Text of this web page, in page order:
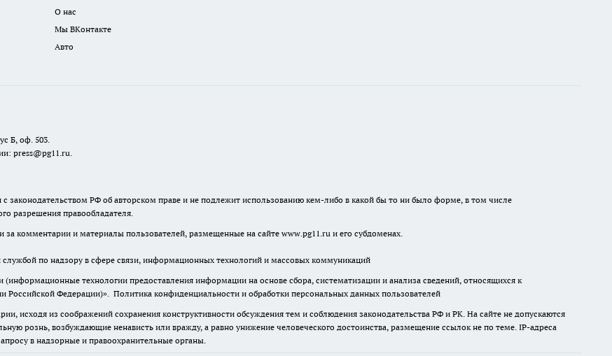
О нас
Мы ВКонтакте
Авто
Б, оф. 503.
press@pg11.ru.
законодательством РФ об авторском праве и не подлежит использованию кем-либо в какой бы то ни было форме, в том числе
разрешения правообладателя.
за комментарии и материалы пользователей, размещенные на сайте www.pg11.ru и его субдоменах.
службой по надзору в сфере связи, информационных технологий и массовых коммуникаций
технологии предоставления информации на основе сбора, систематизации и анализа сведений, относящихся к
Российской Федерации)». Политика конфиденциальности и обработки персональных данных пользователей
исходя из соображений сохранения конструктивности обсуждения тем и соблюдения законодательства РФ и РК. На сайте не допускаются
рознь, возбуждающие ненависть или вражду, а равно унижение человеческого достоинства, размещение ссылок не по теме. IP-адреса
в надзорные и правоохранительные органы.